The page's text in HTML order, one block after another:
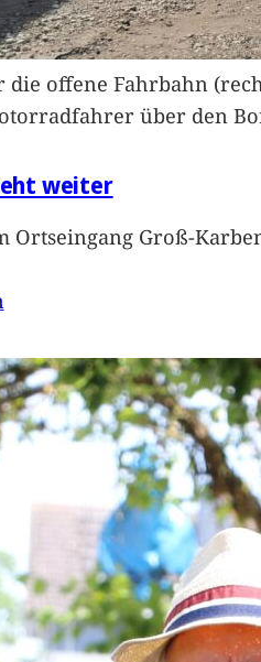
die offene Fahrbahn
über den
weiter
Ortseingang Groß-